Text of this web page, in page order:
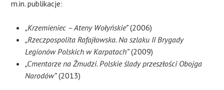
m.in. publikacje:
„Krzemieniec – Ateny Wołyńskie”(2006)
„Rzeczpospolita Rafajłowska. Na szlaku II Brygady
Legionów Polskich w Karpatach”(2009)
„Cmentarze na Żmudzi. Polskie ślady przeszłości Obojga
Narodów”(2013)